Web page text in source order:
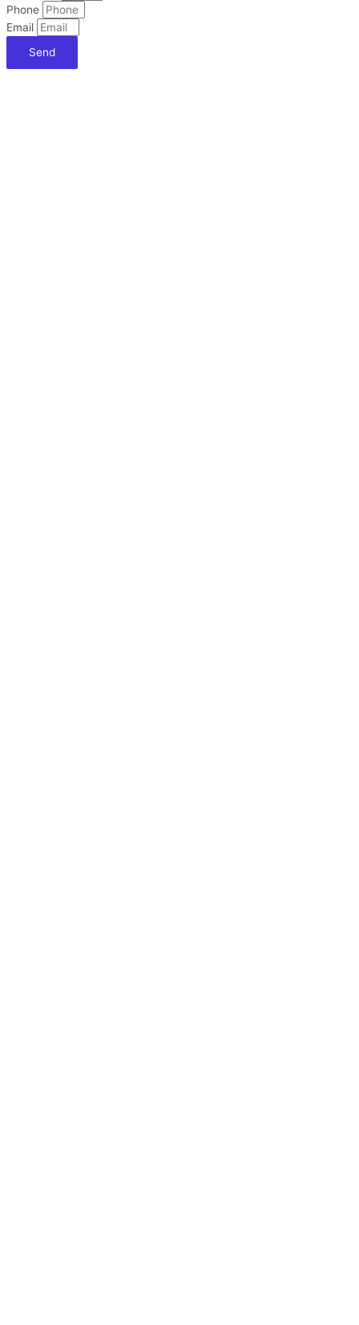
Phone
Email
Send